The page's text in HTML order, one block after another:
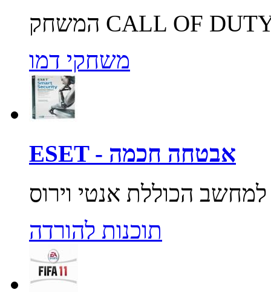
משחקי דמו
ESET - אבטחה חכמה
תוכנות להורדה